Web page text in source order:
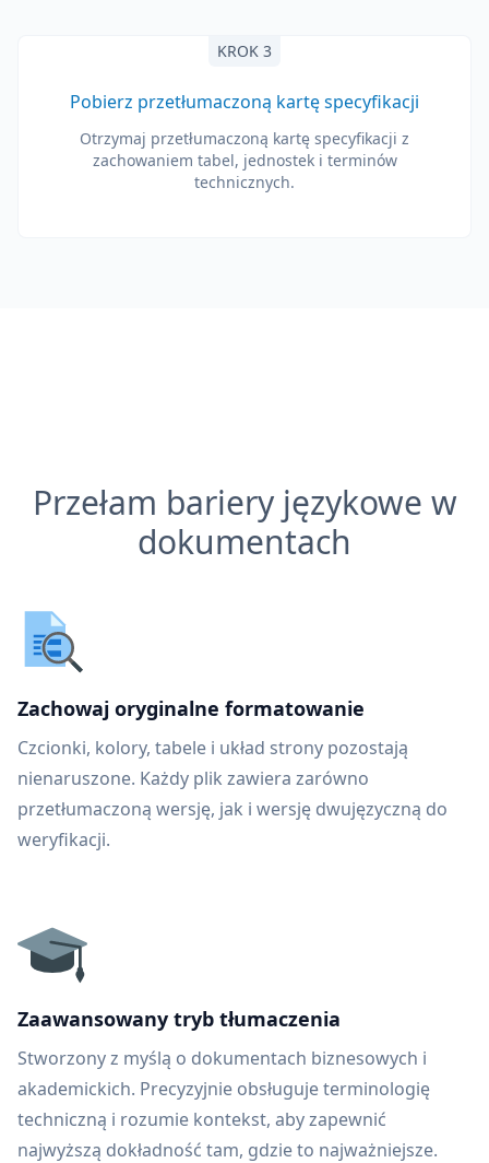
KROK 3
Pobierz przetłumaczoną kartę specyfikacji
Otrzymaj przetłumaczoną kartę specyfikacji z
zachowaniem tabel, jednostek i terminów
technicznych.
Przełam bariery językowe w
dokumentach
Zachowaj oryginalne formatowanie
Czcionki, kolory, tabele i układ strony pozostają
nienaruszone. Każdy plik zawiera zarówno
przetłumaczoną wersję, jak i wersję dwujęzyczną do
weryfikacji.
Zaawansowany tryb tłumaczenia
Stworzony z myślą o dokumentach biznesowych i
akademickich. Precyzyjnie obsługuje terminologię
techniczną i rozumie kontekst, aby zapewnić
najwyższą dokładność tam, gdzie to najważniejsze.